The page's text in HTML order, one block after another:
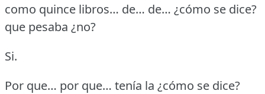
como quince libros… de… de… ¿cómo se dice?
que pesaba ¿no?
Si.
Por que… por que… tenía la ¿cómo se dice?